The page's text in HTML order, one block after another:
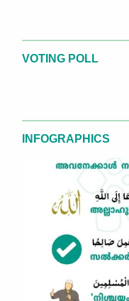
VOTING POLL
INFOGRAPHICS